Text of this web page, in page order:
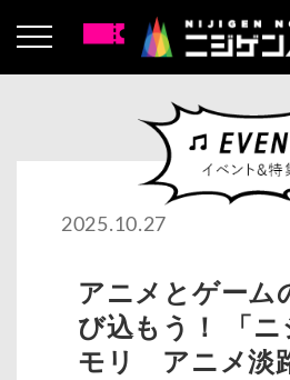
2025.10.27
アニメとゲーム
び込もう！ 「ニ
モリ アニメ淡